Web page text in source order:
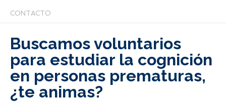
CONTACTO
Buscamos voluntarios
para estudiar la cognición
en personas prematuras,
¿te animas?